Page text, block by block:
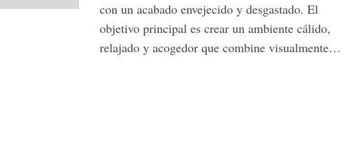
con un acabado envejecido y desgastado. El
objetivo principal es crear un ambiente cálido,
relajado y acogedor que combine visualmente…